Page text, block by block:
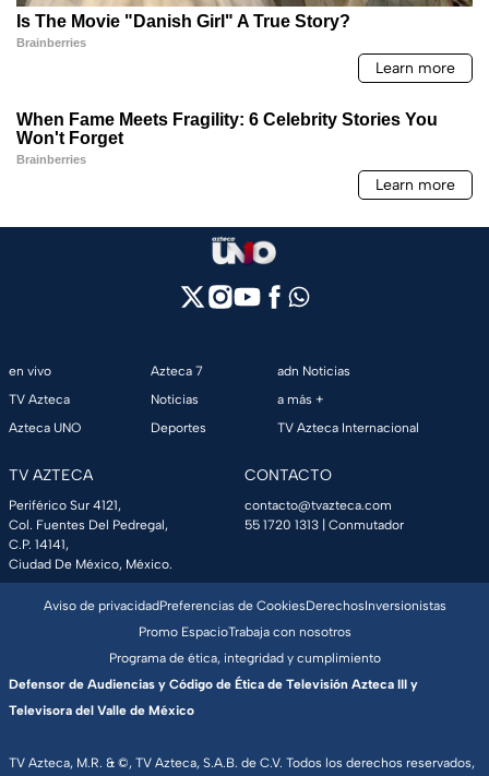
en vivo
TV Azteca
Azteca UNO
Azteca 7
Noticias
Deportes
adn Noticias
a más +
TV Azteca Internacional
TV AZTECA
Periférico Sur 4121,
Col. Fuentes Del Pedregal,
C.P. 14141,
Ciudad De México, México.
CONTACTO
contacto@tvazteca.com
55 1720 1313 | Conmutador
TV Azteca, M.R. & ©, TV Azteca, S.A.B. de C.V. Todos los derechos reservados,
Aviso de privacidadPreferencias de CookiesDerechosInversionistas
Promo EspacioTrabaja con nosotros
Programa de ética, integridad y cumplimiento
Defensor de Audiencias y Código de Ética de Televisión Azteca III y
Televisora del Valle de México